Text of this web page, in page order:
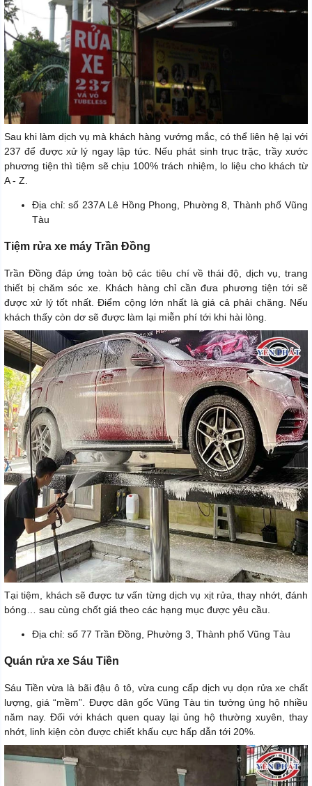
Sau khi làm dịch vụ mà khách hàng vướng mắc, có thể liên hệ lại với
237 để được xử lý ngay lập tức. Nếu phát sinh trục trặc, trầy xước
phương tiện thì tiệm sẽ chịu 100% trách nhiệm, lo liệu cho khách từ
A - Z.
Địa chỉ: số 237A Lê Hồng Phong, Phường 8, Thành phố Vũng
Tàu
Tiệm rửa xe máy Trần Đồng
Trần Đồng đáp ứng toàn bộ các tiêu chí về thái độ, dịch vụ, trang
thiết bị chăm sóc xe. Khách hàng chỉ cần đưa phương tiện tới sẽ
được xử lý tốt nhất. Điểm cộng lớn nhất là giá cả phải chăng. Nếu
khách thấy còn dơ sẽ được làm lại miễn phí tới khi hài lòng.
Tại tiệm, khách sẽ được tư vấn từng dịch vụ xịt rửa, thay nhớt, đánh
bóng… sau cùng chốt giá theo các hạng mục được yêu cầu.
Địa chỉ: số 77 Trần Đồng, Phường 3, Thành phố Vũng Tàu
Quán rửa xe Sáu Tiền
Sáu Tiền vừa là bãi đậu ô tô, vừa cung cấp dịch vụ dọn rửa xe chất
lượng, giá “mềm”. Được dân gốc Vũng Tàu tin tưởng ủng hộ nhiều
năm nay. Đối với khách quen quay lại ủng hộ thường xuyên, thay
nhớt, linh kiện còn được chiết khấu cực hấp dẫn tới 20%.